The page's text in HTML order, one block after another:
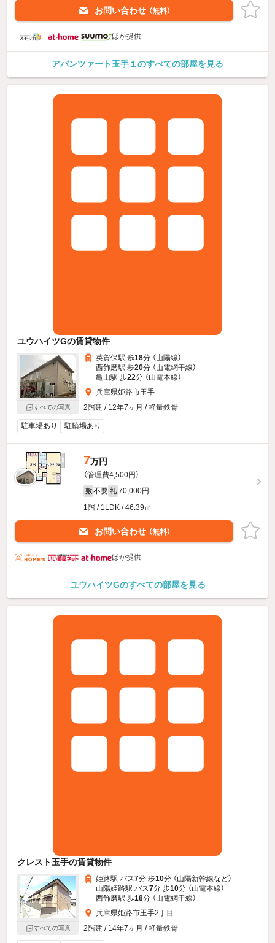
お問い合わせ （無料）
ほか提供
アバンツァート玉手１のすべての部屋を見る
ユウハイツGの賃貸物件
すべての写真
英賀保駅 歩18分 （山陽線）
西飾磨駅 歩20分 （山電網干線）
亀山駅 歩22分 （山電本線）
兵庫県姫路市玉手
2階建 / 12年7ヶ月 / 軽量鉄骨
駐車場あり 駐輪場あり
7万円
（管理費4,500円）
敷 不要 礼 70,000円
1階 / 1LDK / 46.39㎡
お問い合わせ （無料）
ほか提供
ユウハイツGのすべての部屋を見る
クレスト玉手の賃貸物件
すべての写真
姫路駅 バス7分 歩10分 （山陽新幹線など）
山陽姫路駅 バス7分 歩10分 （山電本線）
西飾磨駅 歩18分 （山電網干線）
兵庫県姫路市玉手2丁目
2階建 / 14年7ヶ月 / 軽量鉄骨